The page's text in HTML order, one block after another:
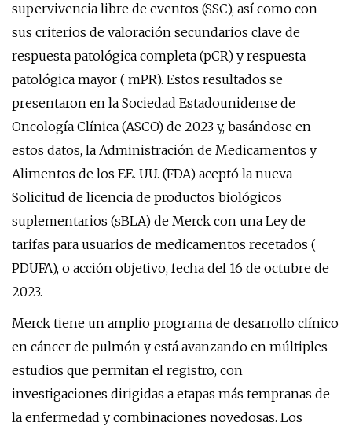
supervivencia libre de eventos (SSC), así como con
sus criterios de valoración secundarios clave de
respuesta patológica completa (pCR) y respuesta
patológica mayor ( mPR). Estos resultados se
presentaron en la Sociedad Estadounidense de
Oncología Clínica (ASCO) de 2023 y, basándose en
estos datos, la Administración de Medicamentos y
Alimentos de los EE. UU. (FDA) aceptó la nueva
Solicitud de licencia de productos biológicos
suplementarios (sBLA) de Merck con una Ley de
tarifas para usuarios de medicamentos recetados (
PDUFA), o acción objetivo, fecha del 16 de octubre de
2023.
Merck tiene un amplio programa de desarrollo clínico
en cáncer de pulmón y está avanzando en múltiples
estudios que permitan el registro, con
investigaciones dirigidas a etapas más tempranas de
la enfermedad y combinaciones novedosas. Los